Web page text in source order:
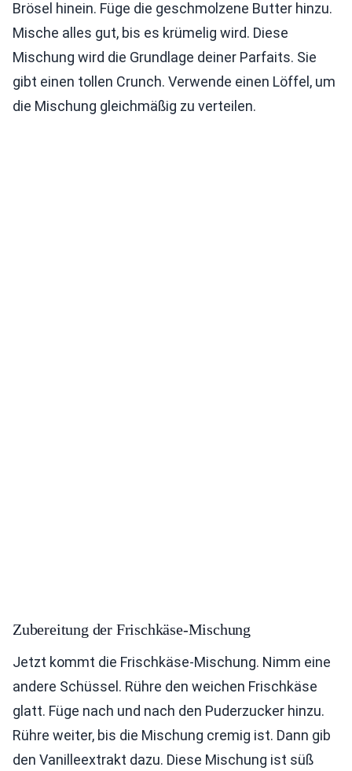
Brösel hinein. Füge die geschmolzene Butter hinzu.
Mische alles gut, bis es krümelig wird. Diese
Mischung wird die Grundlage deiner Parfaits. Sie
gibt einen tollen Crunch. Verwende einen Löffel, um
die Mischung gleichmäßig zu verteilen.
Zubereitung der Frischkäse-Mischung
Jetzt kommt die Frischkäse-Mischung. Nimm eine
andere Schüssel. Rühre den weichen Frischkäse
glatt. Füge nach und nach den Puderzucker hinzu.
Rühre weiter, bis die Mischung cremig ist. Dann gib
den Vanilleextrakt dazu. Diese Mischung ist süß